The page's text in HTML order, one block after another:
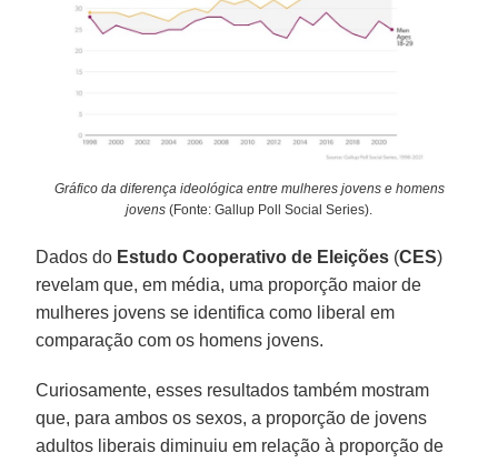
Gráfico da diferença ideológica entre mulheres jovens e homens
jovens (Fonte: Gallup Poll Social Series).
Dados do Estudo Cooperativo de Eleições (CES)
revelam que, em média, uma proporção maior de
mulheres jovens se identifica como liberal em
comparação com os homens jovens.
Curiosamente, esses resultados também mostram
que, para ambos os sexos, a proporção de jovens
adultos liberais diminuiu em relação à proporção de